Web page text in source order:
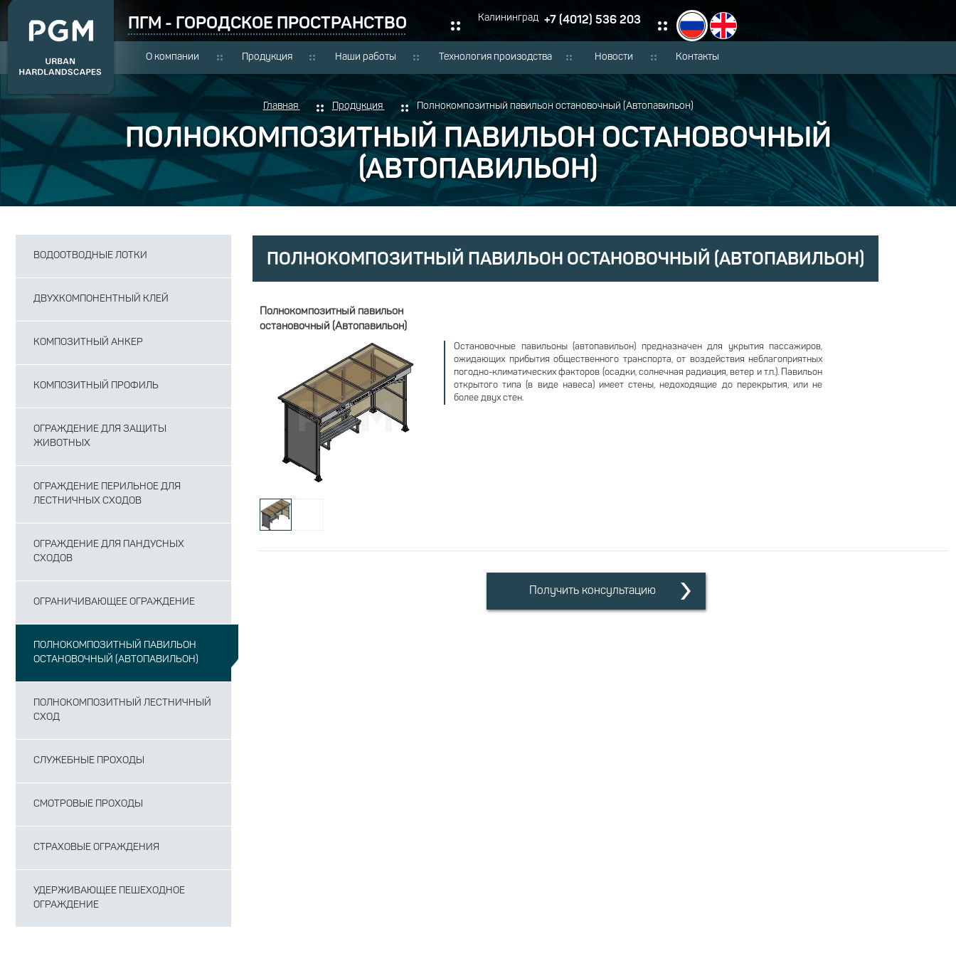
ПГМ - ГОРОДСКОЕ ПРОСТРАНСТВО Калининград +7 (4012) 536 203
О компании Продукция Наши работы Технология произодства Новости Контакты
Главная Продукция Полнокомпозитный павильон остановочный (Автопавильон)
ПОЛНОКОМПОЗИТНЫЙ ПАВИЛЬОН ОСТАНОВОЧНЫЙ
(АВТОПАВИЛЬОН)
ВОДООТВОДНЫЕ ЛОТКИ
ДВУХКОМПОНЕНТНЫЙ КЛЕЙ
КОМПОЗИТНЫЙ АНКЕР
КОМПОЗИТНЫЙ ПРОФИЛЬ
ОГРАЖДЕНИЕ ДЛЯ ЗАЩИТЫ
ЖИВОТНЫХ
ОГРАЖДЕНИЕ ПЕРИЛЬНОЕ ДЛЯ
ЛЕСТНИЧНЫХ СХОДОВ
ОГРАЖДЕНИЕ ДЛЯ ПАНДУСНЫХ
СХОДОВ
ОГРАНИЧИВАЮЩЕЕ ОГРАЖДЕНИЕ
ПОЛНОКОМПОЗИТНЫЙ ПАВИЛЬОН
ОСТАНОВОЧНЫЙ (АВТОПАВИЛЬОН)
ПОЛНОКОМПОЗИТНЫЙ ЛЕСТНИЧНЫЙ
СХОД
СЛУЖЕБНЫЕ ПРОХОДЫ
СМОТРОВЫЕ ПРОХОДЫ
СТРАХОВЫЕ ОГРАЖДЕНИЯ
УДЕРЖИВАЮЩЕЕ ПЕШЕХОДНОЕ
ОГРАЖДЕНИЕ
ПОЛНОКОМПОЗИТНЫЙ ПАВИЛЬОН ОСТАНОВОЧНЫЙ (АВТОПАВИЛЬОН)
Полнокомпозитный павильон
остановочный (Автопавильон)
Остановочные павильоны (автопавильон) предназначен для укрытия пассажиров,
ожидающих прибытия общественного транспорта, от воздействия неблагоприятных
погодно-климатических факторов (осадки, солнечная радиация, ветер и т.п.). Павильон
открытого типа (в виде навеса) имеет стены, недоходящие до перекрытия, или не
более двух стен.
Получить консультацию